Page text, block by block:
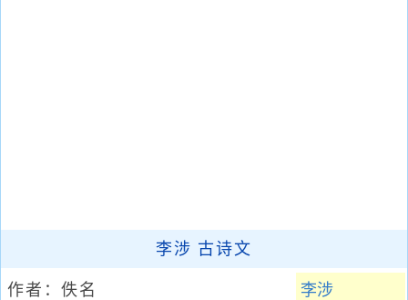
李涉 古诗文
李涉
作者：佚名